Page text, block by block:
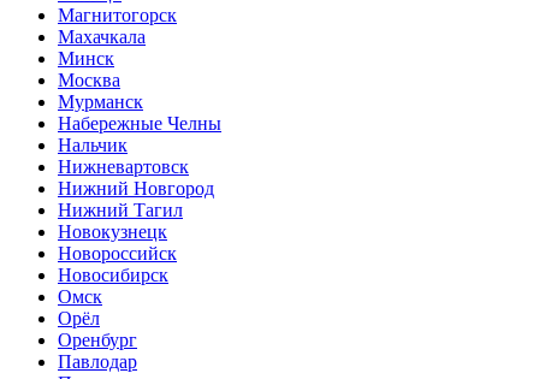
Магнитогорск
Махачкала
Минск
Москва
Мурманск
Набережные Челны
Нальчик
Нижневартовск
Нижний Новгород
Нижний Тагил
Новокузнецк
Новороссийск
Новосибирск
Омск
Орёл
Оренбург
Павлодар